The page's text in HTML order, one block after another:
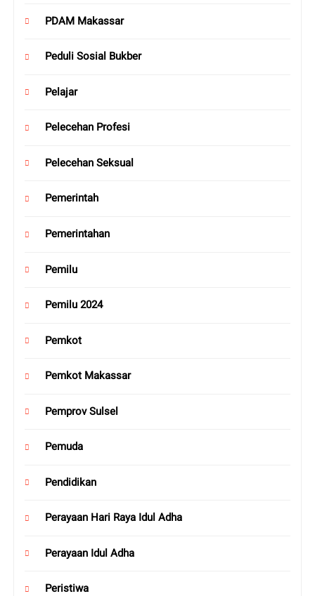
PDAM Makassar
Peduli Sosial Bukber
Pelajar
Pelecehan Profesi
Pelecehan Seksual
Pemerintah
Pemerintahan
Pemilu
Pemilu 2024
Pemkot
Pemkot Makassar
Pemprov Sulsel
Pemuda
Pendidikan
Perayaan Hari Raya Idul Adha
Perayaan Idul Adha
Peristiwa